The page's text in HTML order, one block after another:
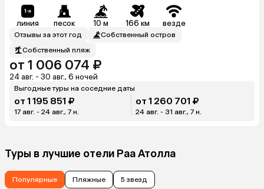
линия песок 10 м 166 км везде
Отзывы за этот год
Собственный остров
Собственный пляж
от 1 006 074 ₽
24 авг. - 30 авг., 6 ночей
Выгодные туры на соседние даты
от 1 195 851 ₽
17 авг. - 24 авг., 7 н.
от 1 260 701 ₽
24 авг. - 31 авг., 7 н.
Туры в лучшие отели Раа Атолла
Популярные Пляжные 5 звезд